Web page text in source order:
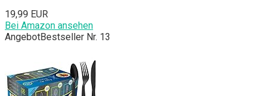
19,99 EUR
Bei Amazon ansehen
AngebotBestseller Nr. 13